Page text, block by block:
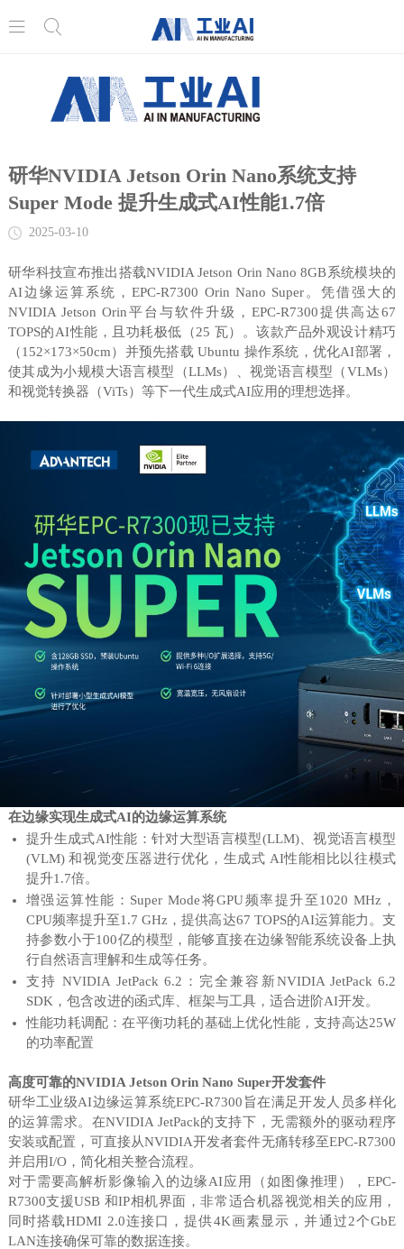
研华NVIDIA Jetson Orin Nano系统支持
Super Mode 提升生成式AI性能1.7倍
2025-03-10
研华科技宣布推出搭载NVIDIA Jetson Orin Nano 8GB系统模块的
AI边缘运算系统，EPC-R7300 Orin Nano Super。凭借强大的
NVIDIA Jetson Orin平台与软件升级，EPC-R7300提供高达67
TOPS的AI性能，且功耗极低（25 瓦）。该款产品外观设计精巧
（152×173×50cm）并预先搭载 Ubuntu 操作系统，优化AI部署，
使其成为小规模大语言模型（LLMs）、视觉语言模型（VLMs）
和视觉转换器（ViTs）等下一代生成式AI应用的理想选择。
在边缘实现生成式AI的边缘运算系统
提升生成式AI性能：针对大型语言模型(LLM)、视觉语言模型
(VLM) 和视觉变压器进行优化，生成式 AI性能相比以往模式
提升1.7倍。
增强运算性能：Super Mode将GPU频率提升至1020 MHz，
CPU频率提升至1.7 GHz，提供高达67 TOPS的AI运算能力。支
持参数小于100亿的模型，能够直接在边缘智能系统设备上执
行自然语言理解和生成等任务。
支持 NVIDIA JetPack 6.2：完全兼容新NVIDIA JetPack 6.2
SDK，包含改进的函式库、框架与工具，适合进阶AI开发。
性能功耗调配：在平衡功耗的基础上优化性能，支持高达25W
的功率配置
高度可靠的NVIDIA Jetson Orin Nano Super开发套件
研华工业级AI边缘运算系统EPC-R7300旨在满足开发人员多样化
的运算需求。在NVIDIA JetPack的支持下，无需额外的驱动程序
安装或配置，可直接从NVIDIA开发者套件无痛转移至EPC-R7300
并启用I/O，简化相关整合流程。
对于需要高解析影像输入的边缘AI应用（如图像推理），EPC-
R7300支援USB 和IP相机界面，非常适合机器视觉相关的应用，
同时搭载HDMI 2.0连接口，提供4K画素显示，并通过2个GbE
LAN连接确保可靠的数据连接。
 